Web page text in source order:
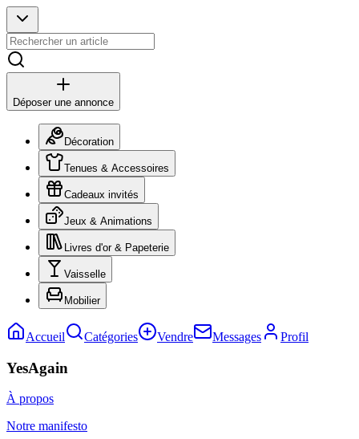
Déposer une annonce
Décoration
Tenues & Accessoires
Cadeaux invités
Jeux & Animations
Livres d'or & Papeterie
Vaisselle
Mobilier
Accueil Catégories Vendre Messages Profil
YesAgain
À propos
Notre manifesto